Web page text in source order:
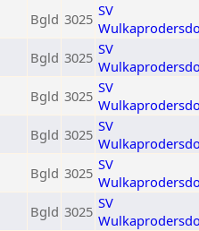
Bgld 3025 SV
Bgld 3025 SV
Bgld 3025 SV
Bgld 3025 SV
Bgld 3025 SV
Bgld 3025 SV